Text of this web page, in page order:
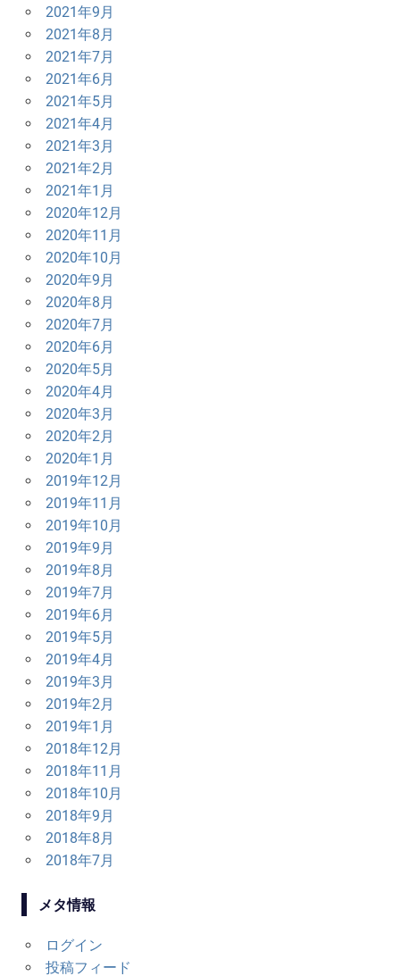
2021年9月
2021年8月
2021年7月
2021年6月
2021年5月
2021年4月
2021年3月
2021年2月
2021年1月
2020年12月
2020年11月
2020年10月
2020年9月
2020年8月
2020年7月
2020年6月
2020年5月
2020年4月
2020年3月
2020年2月
2020年1月
2019年12月
2019年11月
2019年10月
2019年9月
2019年8月
2019年7月
2019年6月
2019年5月
2019年4月
2019年3月
2019年2月
2019年1月
2018年12月
2018年11月
2018年10月
2018年9月
2018年8月
2018年7月
メタ情報
ログイン
投稿フィード